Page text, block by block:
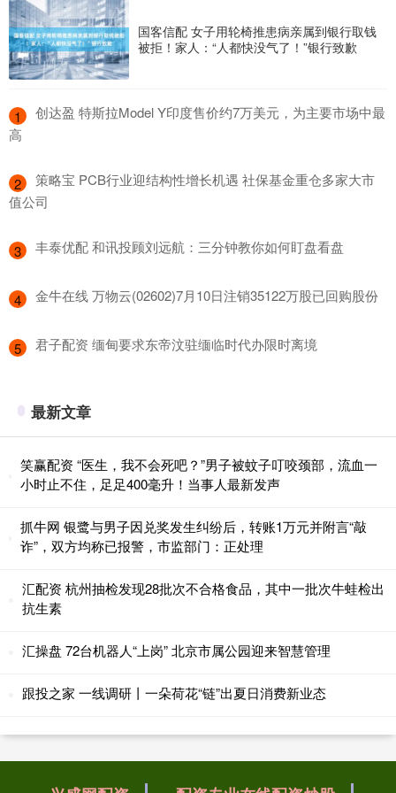
国客信配 女子用轮椅推患病亲属到银行取钱
被拒！家人：“人都快没气了！”银行致歉
1
​创达盈 特斯拉Model Y印度售价约7万美元，为主要市场中最
高
2
​策略宝 PCB行业迎结构性增长机遇 社保基金重仓多家大市
值公司
3 ​丰泰优配 和讯投顾刘远航：三分钟教你如何盯盘看盘
4 ​金牛在线 万物云(02602)7月10日注销35122万股已回购股份
5 ​君子配资 缅甸要求东帝汶驻缅临时代办限时离境
最新文章
笑赢配资 “医生，我不会死吧？”男子被蚊子叮咬颈部，流血一
小时止不住，足足400毫升！当事人最新发声
抓牛网 银鹭与男子因兑奖发生纠纷后，转账1万元并附言“敲
诈”，双方均称已报警，市监部门：正处理
汇配资 杭州抽检发现28批次不合格食品，其中一批次牛蛙检出
抗生素
汇操盘 72台机器人“上岗” 北京市属公园迎来智慧管理
跟投之家 一线调研丨一朵荷花“链”出夏日消费新业态